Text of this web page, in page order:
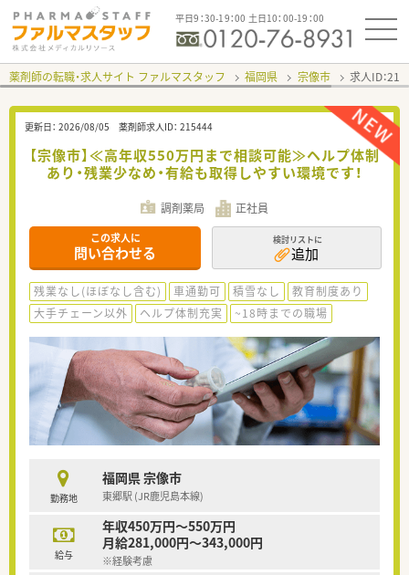
平日9：30-19：00 土日10：00-19：00
薬剤師の転職・求人サイト ファルマスタッフ 福岡県 宗像市 求人ID：
更新日： 2026/08/05 薬剤師求人ID： 215444
【宗像市】≪高年収550万円まで相談可能≫ヘルプ体制
あり・残業少なめ・有給も取得しやすい環境です！
調剤薬局 正社員
この求人に
問い合わせる
検討リストに
追加
残業なし(ほぼなし含む) 車通勤可 積雪なし
教育制度あり
大手チェーン以外
ヘルプ体制充実 ~18時までの職場
勤務地
福岡県 宗像市
東郷駅 (JR鹿児島本線)
給与
年収450万円～550万円
月給281,000円～343,000円
※経験考慮